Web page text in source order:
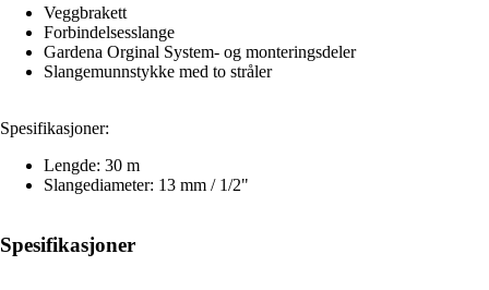
Veggbrakett
Forbindelsesslange
Gardena Orginal System- og monteringsdeler
Slangemunnstykke med to stråler
Spesifikasjoner:
Lengde: 30 m
Slangediameter: 13 mm / 1/2"
Spesifikasjoner